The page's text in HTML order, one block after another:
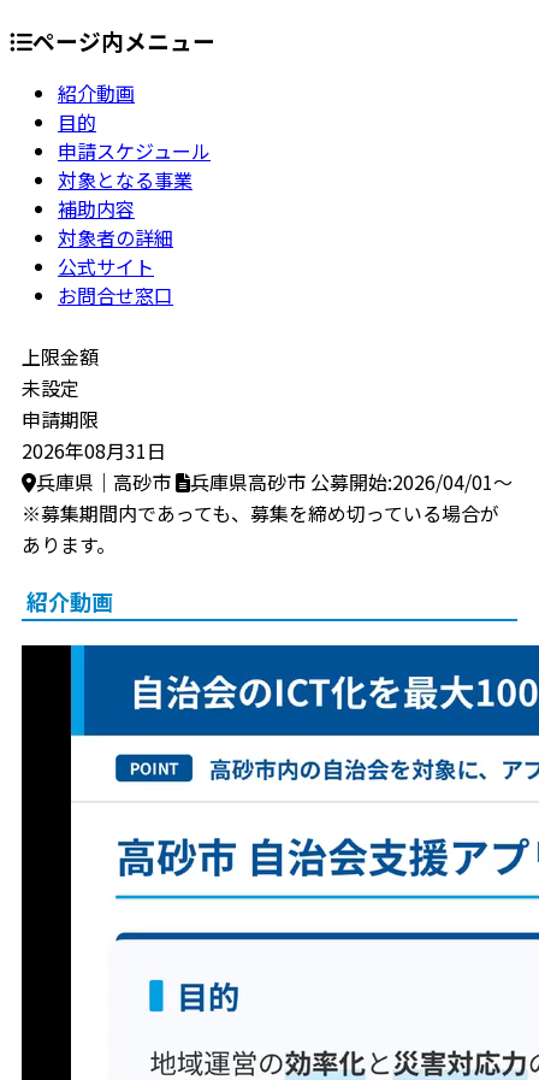
ページ内メニュー
紹介動画
目的
申請スケジュール
対象となる事業
補助内容
対象者の詳細
公式サイト
お問合せ窓口
上限金額
未設定
申請期限
2026年08月31日
兵庫県｜高砂市
兵庫県高砂市 公募開始:2026/04/01～
※募集期間内であっても、募集を締め切っている場合が
あります。
紹介動画